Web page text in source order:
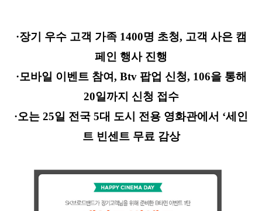
·장기 우수 고객 가족 1400명 초청, 고객 사은 캠
페인 행사 진행
·모바일 이벤트 참여, Btv 팝업 신청, 106을 통해
20일까지 신청 접수
·오는 25일 전국 5대 도시 전용 영화관에서 ‘세인
트 빈센트 무료 감상